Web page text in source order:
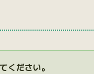
ください。